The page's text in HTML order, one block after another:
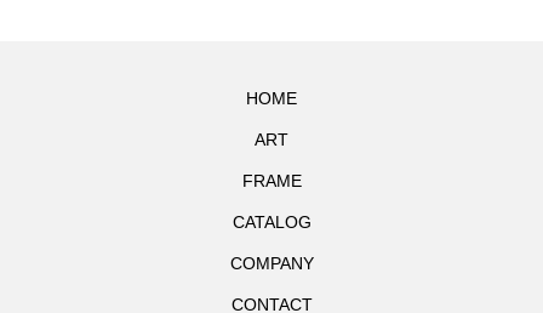
HOME
ART
FRAME
CATALOG
COMPANY
CONTACT